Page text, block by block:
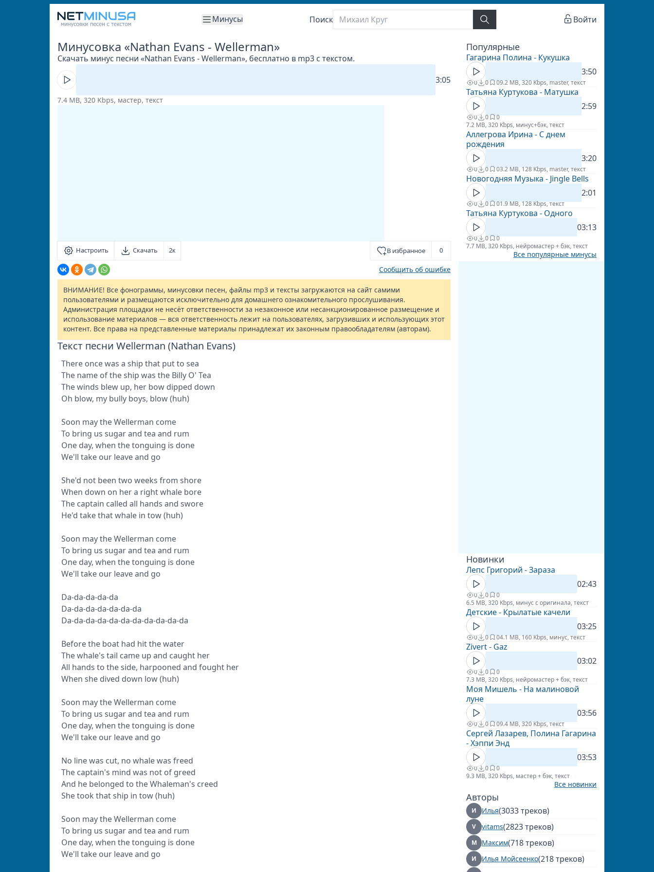
Минусы Поиск Войти
Минусовка «Nathan Evans - Wellerman»
Скачать минус песни «Nathan Evans - Wellerman», бесплатно в mp3 с текстом.
3:05
7.4 MB, 320 Kbps, мастер, текст
Настроить Скачать 2к В избранное 0
Сообщить об ошибке
ВНИМАНИЕ! Все фонограммы, минусовки песен, файлы mp3 и тексты загружаются на сайт самими
пользователями и размещаются исключительно для домашнего ознакомительного прослушивания.
Администрация площадки не несёт ответственности за незаконное или несанкционированное размещение и
использование материалов — вся ответственность лежит на пользователях, загрузивших и использующих этот
контент. Все права на представленные материалы принадлежат их законным правообладателям (авторам).
Текст песни Wellerman (Nathan Evans)
There once was a ship that put to sea
The name of the ship was the Billy O' Tea
The winds blew up, her bow dipped down
Oh blow, my bully boys, blow (huh)
Soon may the Wellerman come
To bring us sugar and tea and rum
One day, when the tonguing is done
We'll take our leave and go
She'd not been two weeks from shore
When down on her a right whale bore
The captain called all hands and swore
He'd take that whale in tow (huh)
Soon may the Wellerman come
To bring us sugar and tea and rum
One day, when the tonguing is done
We'll take our leave and go
Da-da-da-da-da
Da-da-da-da-da-da-da
Da-da-da-da-da-da-da-da-da-da-da
Before the boat had hit the water
The whale's tail came up and caught her
All hands to the side, harpooned and fought her
When she dived down low (huh)
Soon may the Wellerman come
To bring us sugar and tea and rum
One day, when the tonguing is done
We'll take our leave and go
No line was cut, no whale was freed
The captain's mind was not of greed
And he belonged to the Whaleman's creed
She took that ship in tow (huh)
Soon may the Wellerman come
To bring us sugar and tea and rum
One day, when the tonguing is done
We'll take our leave and go
Популярные
Гагарина Полина - Кукушка
3:50
0 0 09.2 MB, 320 Kbps, master, текст
Татьяна Куртукова - Матушка
2:59
0 0
0
7.2 MB, 320 Kbps, минус+бэк, текст
Аллегрова Ирина - С днем
рождения
3:20
0 0 03.2 MB, 128 Kbps, master, текст
Новогодняя Музыка - Jingle Bells
2:01
0 0 01.9 MB, 128 Kbps, текст
Татьяна Куртукова - Одного
03:13
0 0
0
7.7 MB, 320 Kbps, нейромастер + бэк, текст
Все популярные минусы
Новинки
Лепс Григорий - Зараза
02:43
0 0
0
6.5 MB, 320 Kbps, минус с оригинала, текст
Детские - Крылатые качели
03:25
0 0 04.1 MB, 160 Kbps, минус, текст
Zivert - Gaz
03:02
0 0
0
7.3 MB, 320 Kbps, нейромастер + бэк, текст
Моя Мишель - На малиновой
луне
03:56
0 0 09.4 MB, 320 Kbps, текст
Сергей Лазарев, Полина Гагарина
- Хэппи Энд
03:53
0 0
0
9.3 MB, 320 Kbps, мастер + бэк, текст
Все новинки
Авторы
И Илья(3033 треков)
V vitams(2823 треков)
М Максим(718 треков)
И Илья Мойсеенко(218 треков)